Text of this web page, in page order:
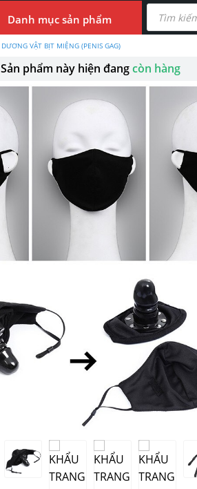
Danh mục sản phẩm
Tìm
kiếm
phẩm
DƯƠNG VẬT BỊT MIỆNG (PENIS GAG)
Sản phẩm này hiện đangcòn hàng